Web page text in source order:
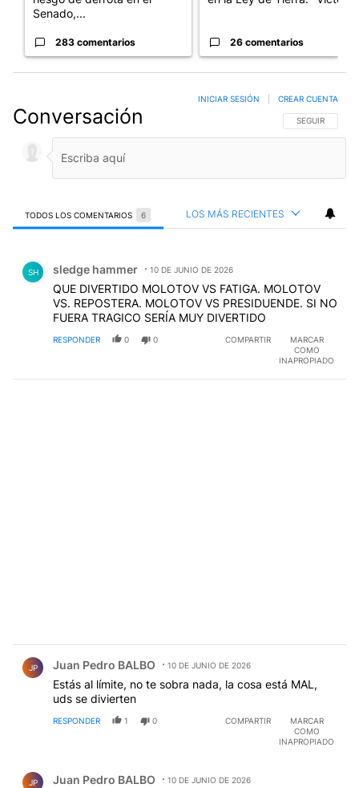
Senado,...
283 comentarios 26 comentarios
Conversación SIGA ESTA
SEGUIR
INICIAR SESIÓN CREAR CUENTA
TODOS LOS COMENTARIOS 6 LOS MÁS RECIENTES
SH sledge hammer 10 DE JUNIO DE 2026
QUE DIVERTIDO MOLOTOV VS FATIGA. MOLOTOV
VS. REPOSTERA. MOLOTOV VS PRESIDUENDE. SI NO
FUERA TRAGICO SERÍA MUY DIVERTIDO
RESPONDER 0 0 COMPARTIR
MARCAR
COMO
INAPROPIADO
JP Juan Pedro BALBO 10 DE JUNIO DE 2026
Estás al límite, no te sobra nada, la cosa está MAL,
uds se divierten
RESPONDER 1 0 COMPARTIR
MARCAR
COMO
INAPROPIADO
JP Juan Pedro BALBO 10 DE JUNIO DE 2026